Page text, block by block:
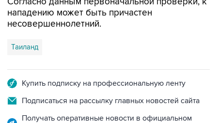
нападению может быть причастен
несовершеннолетний.
Таиланд
Купить подписку на профессиональную ленту
Подписаться на рассылку главных новостей сайта
Получать оперативные новости в официальном